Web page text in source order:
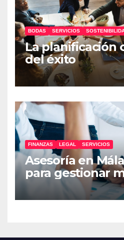
BODAS SERVICIOS
La planificación
del éxito
FINANZAS LEGAL SERVICIOS
Asesoría en
para gestionar
empresa